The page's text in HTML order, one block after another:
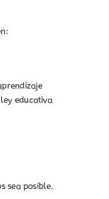
educativa
sea posible.